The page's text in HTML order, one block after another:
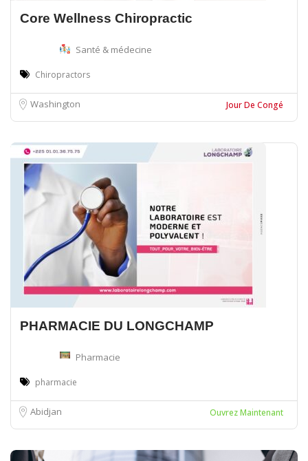
Core Wellness Chiropractic
Santé & médecine
Chiropractors
Washington Jour De Congé
PHARMACIE DU LONGCHAMP
Pharmacie
pharmacie
Abidjan Ouvrez Maintenant